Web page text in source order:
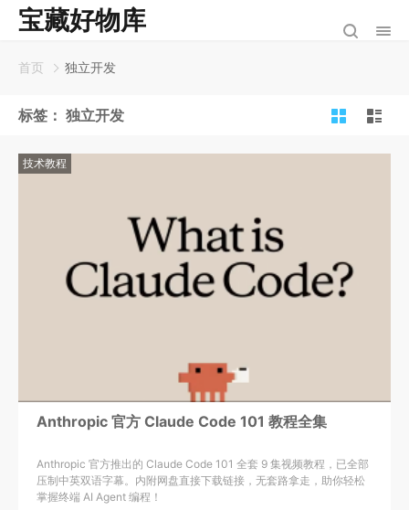
宝藏好物库
首页 独立开发
标签： 独立开发
技术教程
Anthropic 官方 Claude Code 101 教程全集
Anthropic 官方推出的 Claude Code 101 全套 9 集视频教程，已全部
压制中英双语字幕。内附网盘直接下载链接，无套路拿走，助你轻松
掌握终端 AI Agent 编程！